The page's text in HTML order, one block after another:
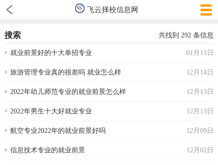
飞云择校信息网
搜索 共找到 292 条信息
就业前景好的十大单招专业 01月11日
旅游管理专业真的很差吗 就业怎么样 12月14日
2022年幼儿师范专业的就业前景怎么样 12月13日
2022年男生十大好就业专业 12月13日
航空专业2022年的就业前景好吗 12月09日
信息技术专业的就业前景 12月02日